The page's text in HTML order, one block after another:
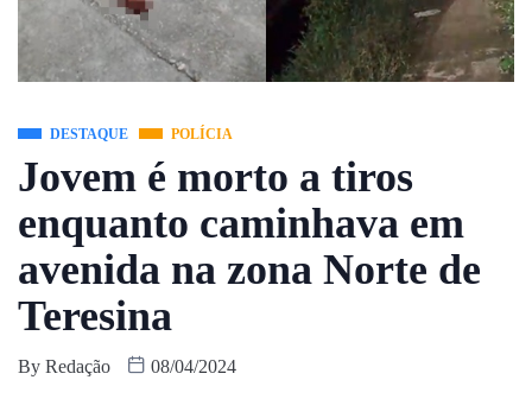
DESTAQUE POLÍCIA
Jovem é morto a tiros
enquanto caminhava em
avenida na zona Norte de
Teresina
By Redação 08/04/2024